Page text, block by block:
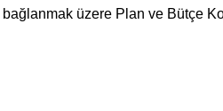
üzere Plan ve Bütçe